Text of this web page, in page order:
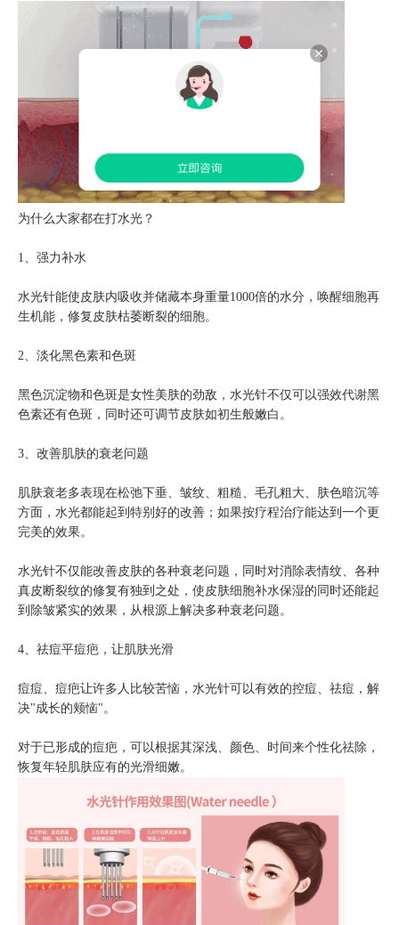
为什么大家都在打水光？
1、强力补水
水光针能使皮肤内吸收并储藏本身重量1000倍的水分，唤醒细胞再
生机能，修复皮肤枯萎断裂的细胞。
2、淡化黑色素和色斑
黑色沉淀物和色斑是女性美肤的劲敌，水光针不仅可以强效代谢黑
色素还有色斑，同时还可调节皮肤如初生般嫩白。
3、改善肌肤的衰老问题
肌肤衰老多表现在松弛下垂、皱纹、粗糙、毛孔粗大、肤色暗沉等
方面，水光都能起到特别好的改善；如果按疗程治疗能达到一个更
完美的效果。
水光针不仅能改善皮肤的各种衰老问题，同时对消除表情纹、各种
真皮断裂纹的修复有独到之处，使皮肤细胞补水保湿的同时还能起
到除皱紧实的效果，从根源上解决多种衰老问题。
4、祛痘平痘疤，让肌肤光滑
痘痘、痘疤让许多人比较苦恼，水光针可以有效的控痘、祛痘，解
决"成长的颊恼"。
对于已形成的痘疤，可以根据其深浅、颜色、时间来个性化祛除，
恢复年轻肌肤应有的光滑细嫩。